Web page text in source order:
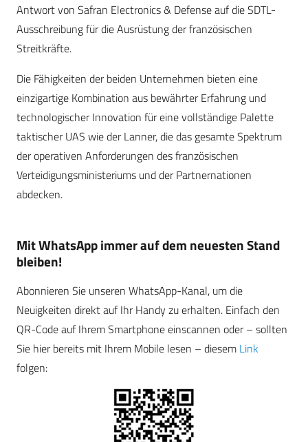
Antwort von Safran Electronics & Defense auf die SDTL-
Ausschreibung für die Ausrüstung der französischen
Streitkräfte.
Die Fähigkeiten der beiden Unternehmen bieten eine
einzigartige Kombination aus bewährter Erfahrung und
technologischer Innovation für eine vollständige Palette
taktischer UAS wie der Lanner, die das gesamte Spektrum
der operativen Anforderungen des französischen
Verteidigungsministeriums und der Partnernationen
abdecken.
Mit WhatsApp immer auf dem neuesten Stand
bleiben!
Abonnieren Sie unseren WhatsApp-Kanal, um die
Neuigkeiten direkt auf Ihr Handy zu erhalten. Einfach den
QR-Code auf Ihrem Smartphone einscannen oder – sollten
Sie hier bereits mit Ihrem Mobile lesen – diesem Link
folgen: